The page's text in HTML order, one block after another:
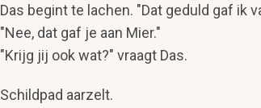
Das begint te lachen. "Dat geduld gaf ik
"Nee, dat gaf je aan Mier."
"Krijg jij ook wat?" vraagt Das.
Schildpad aarzelt.